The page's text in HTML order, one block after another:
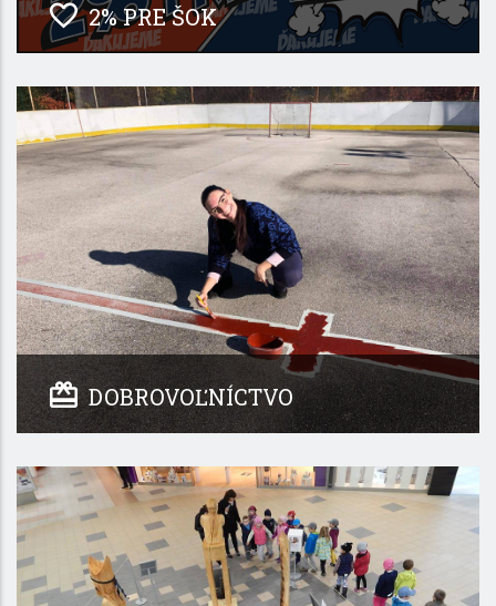
2% PRE ŠOK
DOBROVOĽNÍCTVO